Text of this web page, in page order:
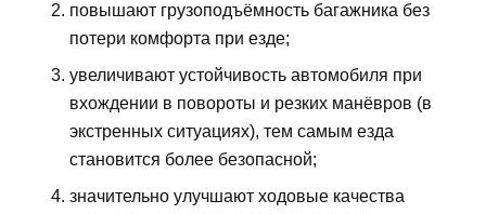
повышают грузоподъёмность багажника без
потери комфорта при езде;
увеличивают устойчивость автомобиля при
вхождении в повороты и резких манёвров (в
экстренных ситуациях), тем самым езда
становится более безопасной;
значительно улучшают ходовые качества